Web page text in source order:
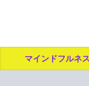
マインドフルネ